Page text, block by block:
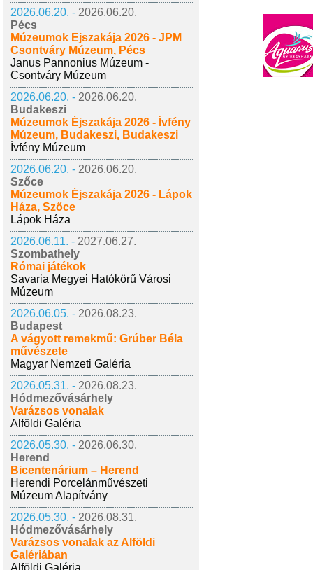
2026.06.20. - 2026.06.20.
Pécs
Múzeumok Éjszakája 2026 - JPM
Csontváry Múzeum, Pécs
Janus Pannonius Múzeum -
Csontváry Múzeum
2026.06.20. - 2026.06.20.
Budakeszi
Múzeumok Éjszakája 2026 - Ívfény
Múzeum, Budakeszi, Budakeszi
Ívfény Múzeum
2026.06.20. - 2026.06.20.
Szőce
Múzeumok Éjszakája 2026 - Lápok
Háza, Szőce
Lápok Háza
2026.06.11. - 2027.06.27.
Szombathely
Római játékok
Savaria Megyei Hatókörű Városi
Múzeum
2026.06.05. - 2026.08.23.
Budapest
A vágyott remekmű: Grúber Béla
művészete
Magyar Nemzeti Galéria
2026.05.31. - 2026.08.23.
Hódmezővásárhely
Varázsos vonalak
Alföldi Galéria
2026.05.30. - 2026.06.30.
Herend
Bicentenárium – Herend
Herendi Porcelánművészeti
Múzeum Alapítvány
2026.05.30. - 2026.08.31.
Hódmezővásárhely
Varázsos vonalak az Alföldi
Galériában
Alföldi Galéria